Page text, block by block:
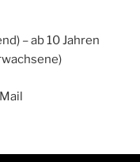
– ab 10 Jahren